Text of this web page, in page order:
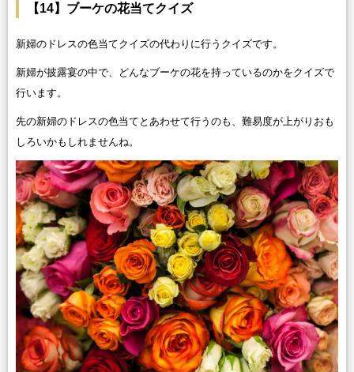
【14】ブーケの花当てクイズ
新婦のドレスの色当てクイズの代わりに行うクイズです。
新婦が披露宴の中で、どんなブーケの花を持っているのかをクイズで
行います。
先の新婦のドレスの色当てとあわせて行うのも、難易度が上がりおも
しろいかもしれませんね。